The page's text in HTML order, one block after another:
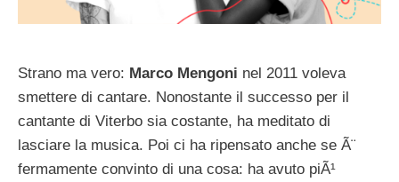
Strano ma vero: Marco Mengoni nel 2011 voleva
smettere di cantare. Nonostante il successo per il
cantante di Viterbo sia costante, ha meditato di
lasciare la musica. Poi ci ha ripensato anche se Ã¨
fermamente convinto di una cosa: ha avuto piÃ¹